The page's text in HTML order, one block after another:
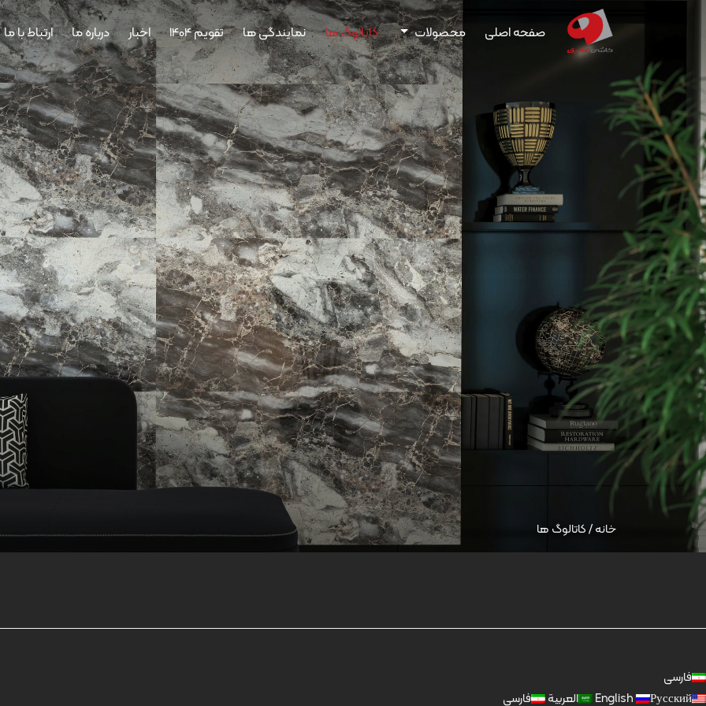
صفحه اصلی محصولات کاتالوگ ها نمایندگی ها تقویم 1404 اخبار درباره ما ارتباط با ما
خانه/کاتالوگ ها
فارسی
English
Русский العربية فارسی